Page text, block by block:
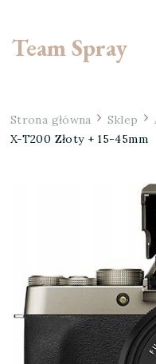
Team Spray
Strona główna Sklep
X-T200 Złoty + 15-45mm